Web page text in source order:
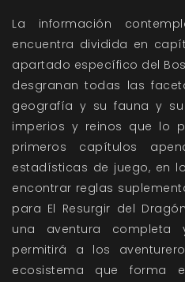
La información
encuentra dividida en
apartado específico del
desgranan todas las
geografía y su fauna y
imperios y reinos que lo
primeros capítulos
estadísticas de juego, en
encontrar reglas
para El Resurgir del
una aventura
permitirá a los
ecosistema que forma